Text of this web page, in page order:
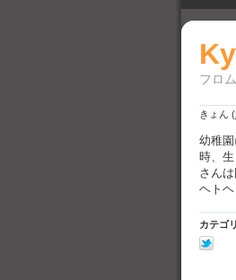
フロ
きょん (
幼稚
時、
さん
ヘト
カテゴリ